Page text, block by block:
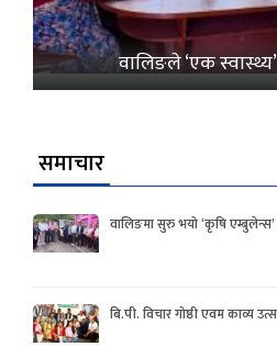
वालिङले ‘एक
समाचार
वालिङमा सुरु भयो ‘कृषि
बि.पी. विचार गोष्ठी एवम काव्य